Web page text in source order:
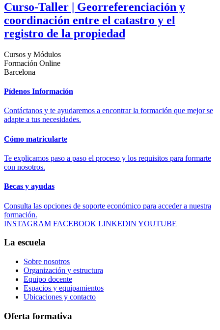
Curso-Taller | Georreferenciación y
coordinación entre el catastro y el
registro de la propiedad
Cursos y Módulos
Formación Online
Barcelona
Pídenos Información
Contáctanos y te ayudaremos a encontrar la formación que mejor se
adapte a tus necesidades.
Cómo matricularte
Te explicamos paso a paso el proceso y los requisitos para formarte
con nosotros.
Becas y ayudas
Consulta las opciones de soporte económico para acceder a nuestra
formación.
INSTAGRAM FACEBOOK LINKEDIN YOUTUBE
La escuela
Sobre nosotros
Organización y estructura
Equipo docente
Espacios y equipamientos
Ubicaciones y contacto
Oferta formativa